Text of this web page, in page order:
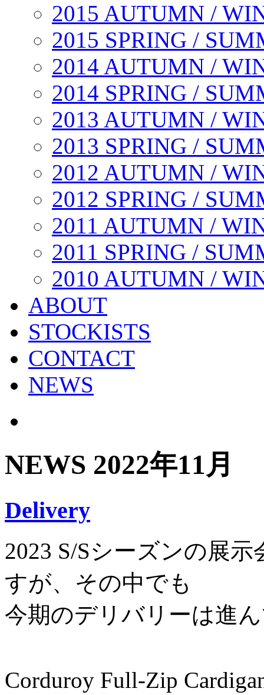
2015 AUTUMN /
2015 SPRING /
2014 AUTUMN /
2014 SPRING /
2013 AUTUMN /
2013 SPRING /
2012 AUTUMN /
2012 SPRING /
2011 AUTUMN /
2011 SPRING /
2010 AUTUMN /
ABOUT
STOCKISTS
CONTACT
NEWS
NEWS 2022年11月
Delivery
2023 S/Sシーズンの展
すが、その中でも
今期のデリバリーは進
Corduroy Full-Zip